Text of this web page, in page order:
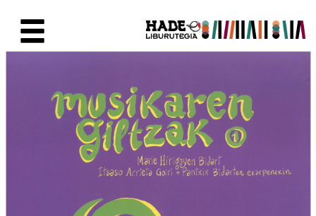
New Books Card - Liburutegia